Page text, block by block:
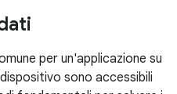
per un'applicazione su
sono accessibili